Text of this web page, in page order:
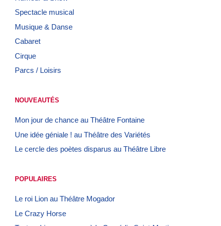
Spectacle musical
Musique & Danse
Cabaret
Cirque
Parcs / Loisirs
NOUVEAUTÉS
Mon jour de chance au Théâtre Fontaine
Une idée géniale ! au Théâtre des Variétés
Le cercle des poètes disparus au Théâtre Libre
POPULAIRES
Le roi Lion au Théâtre Mogador
Le Crazy Horse